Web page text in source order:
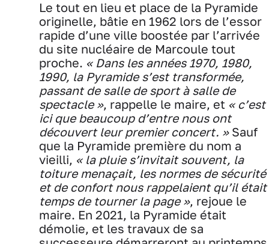
Le tout en lieu et place de la Pyramide
originelle, bâtie en 1962 lors de l’essor
rapide d’une ville boostée par l’arrivée
du site nucléaire de Marcoule tout
proche. « Dans les années 1970, 1980,
1990, la Pyramide s’est transformée,
passant de salle de sport à salle de
spectacle », rappelle le maire, et « c’est
ici que beaucoup d’entre nous ont
découvert leur premier concert. » Sauf
que la Pyramide première du nom a
vieilli, « la pluie s’invitait souvent, la
toiture menaçait, les normes de sécurité
et de confort nous rappelaient qu’il était
temps de tourner la page », rejoue le
maire. En 2021, la Pyramide était
démolie, et les travaux de sa